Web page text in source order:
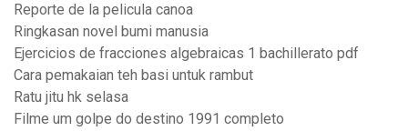
Reporte de la pelicula canoa
Ringkasan novel bumi manusia
Ejercicios de fracciones algebraicas 1 bachillerato pdf
Cara pemakaian teh basi untuk rambut
Ratu jitu hk selasa
Filme um golpe do destino 1991 completo